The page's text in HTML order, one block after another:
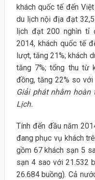
khách quốc tế đến
du lịch nội địa đạt
lịch đạt 200 nghìn tỉ
2014, khách quốc tế
lượt, tăng 21%; khách
tăng 7%; tổng thu từ
đồng, tăng 22% so
Giải phát nhằm hoàn
Lịch.
Tính đến đầu năm
đang phục vụ khách
gồm 67 khách sạn 5
sạn 4 sao với 21.532
26.684 buồng). Cả